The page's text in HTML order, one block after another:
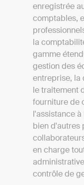
enregistrée
comptables,
la
gamme
gestion des
entreprise, la
le traitement
fourniture de
l'assistance
bien d'autres
en charge
contrôle de